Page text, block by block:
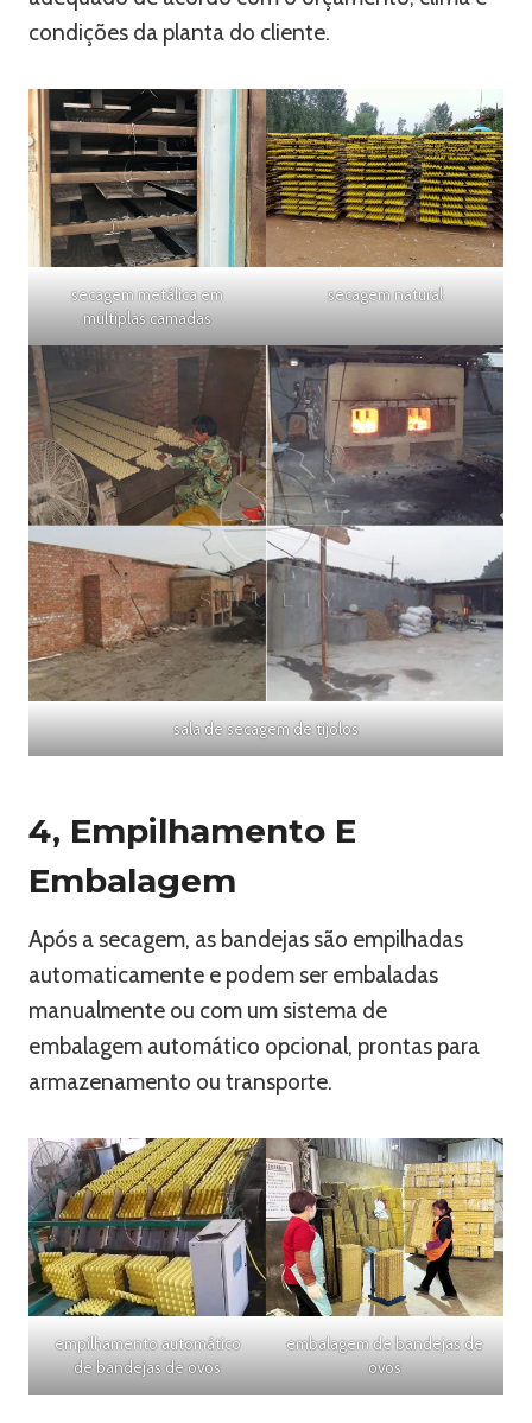
condições da planta do cliente.
secagem metálica em
múltiplas camadas
secagem natural
sala de secagem de tijolos
4, Empilhamento E
Embalagem
Após a secagem, as bandejas são empilhadas
automaticamente e podem ser embaladas
manualmente ou com um sistema de
embalagem automático opcional, prontas para
armazenamento ou transporte.
empilhamento automático
de bandejas de ovos
embalagem de bandejas de
ovos